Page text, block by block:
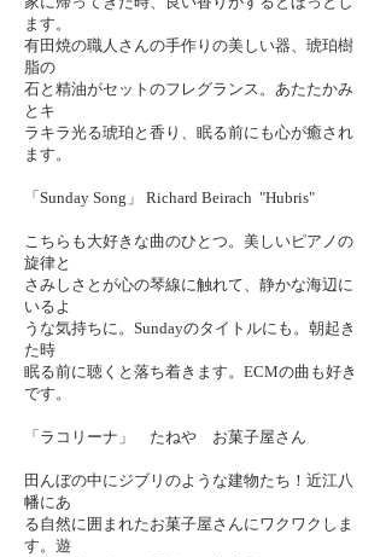
ます。
有田焼の職人さんの手作りの美しい器、琥珀樹
脂の
石と精油がセットのフレグランス。あたたかみ
とキ
ラキラ光る琥珀と香り、眠る前にも心が癒され
ます。
「 Sunday Song」 Richard Beirach "Hubris"
こちらも大好きな曲のひとつ。美しいピアノの
旋律と
さみしさとが心の琴線に触れて、静かな海辺に
いるよ
うな気持ちに。 Sundayのタイトルにも。朝起き
た時
眠る前に聴くと落ち着きます。 ECMの曲も好き
です。
「ラコリーナ」 たねや お菓子屋さん
田んぼの中にジブリのような建物たち！近江八
幡にあ
る自然に囲まれたお菓子屋さんにワクワクしま
す。遊